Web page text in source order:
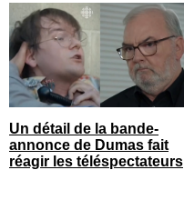
Un détail de la bande-
annonce de Dumas fait
réagir les téléspectateurs